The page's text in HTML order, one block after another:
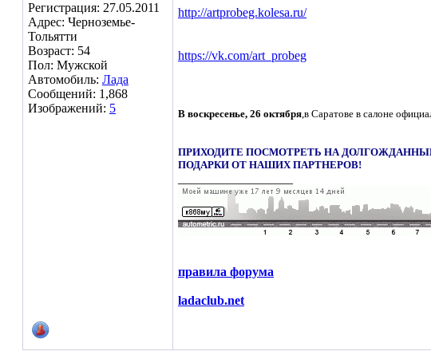
Регистрация: 27.05.2011
Адрес: Черноземье-
Тольятти
Возраст: 54
Пол: Мужской
Автомобиль: Лада
Сообщений: 1,868
Изображений: 5
http://artprobeg.kolesa.ru/
https://vk.com/art_probeg
В воскресенье, 26 октября,в Саратове в салоне
ПРИХОДИТЕ ПОСМОТРЕТЬ НА
ПОДАРКИ ОТ НАШИХ ПАРТНЕРОВ!
правила форума
ladaclub.net